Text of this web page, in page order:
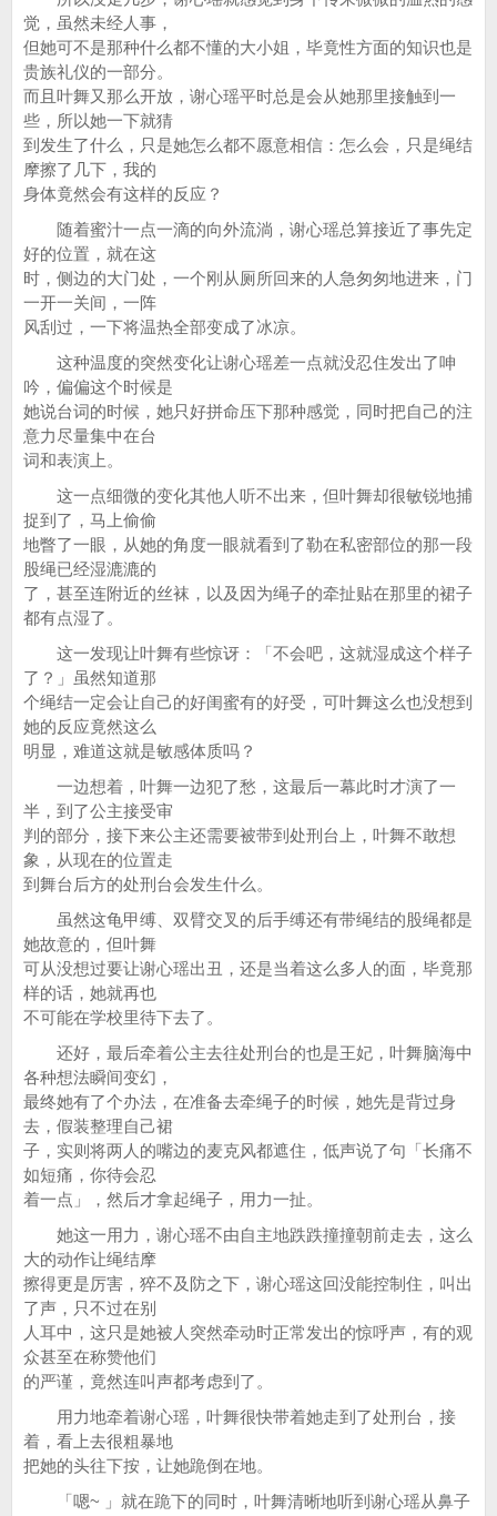
觉，虽然未经人事，
但她可不是那种什么都不懂的大小姐，毕竟性方面的知识也是
贵族礼仪的一部分。
而且叶舞又那么开放，谢心瑶平时总是会从她那里接触到一
些，所以她一下就猜
到发生了什么，只是她怎么都不愿意相信：怎么会，只是绳结
摩擦了几下，我的
身体竟然会有这样的反应？
随着蜜汁一点一滴的向外流淌，谢心瑶总算接近了事先定
好的位置，就在这
时，侧边的大门处，一个刚从厕所回来的人急匆匆地进来，门
一开一关间，一阵
风刮过，一下将温热全部变成了冰凉。
这种温度的突然变化让谢心瑶差一点就没忍住发出了呻
吟，偏偏这个时候是
她说台词的时候，她只好拼命压下那种感觉，同时把自己的注
意力尽量集中在台
词和表演上。
这一点细微的变化其他人听不出来，但叶舞却很敏锐地捕
捉到了，马上偷偷
地瞥了一眼，从她的角度一眼就看到了勒在私密部位的那一段
股绳已经湿漉漉的
了，甚至连附近的丝袜，以及因为绳子的牵扯贴在那里的裙子
都有点湿了。
这一发现让叶舞有些惊讶：「不会吧，这就湿成这个样子
了？」虽然知道那
个绳结一定会让自己的好闺蜜有的好受，可叶舞这么也没想到
她的反应竟然这么
明显，难道这就是敏感体质吗？
一边想着，叶舞一边犯了愁，这最后一幕此时才演了一
半，到了公主接受审
判的部分，接下来公主还需要被带到处刑台上，叶舞不敢想
象，从现在的位置走
到舞台后方的处刑台会发生什么。
虽然这龟甲缚、双臂交叉的后手缚还有带绳结的股绳都是
她故意的，但叶舞
可从没想过要让谢心瑶出丑，还是当着这么多人的面，毕竟那
样的话，她就再也
不可能在学校里待下去了。
还好，最后牵着公主去往处刑台的也是王妃，叶舞脑海中
各种想法瞬间变幻，
最终她有了个办法，在准备去牵绳子的时候，她先是背过身
去，假装整理自己裙
子，实则将两人的嘴边的麦克风都遮住，低声说了句「长痛不
如短痛，你待会忍
着一点」，然后才拿起绳子，用力一扯。
她这一用力，谢心瑶不由自主地跌跌撞撞朝前走去，这么
大的动作让绳结摩
擦得更是厉害，猝不及防之下，谢心瑶这回没能控制住，叫出
了声，只不过在别
人耳中，这只是她被人突然牵动时正常发出的惊呼声，有的观
众甚至在称赞他们
的严谨，竟然连叫声都考虑到了。
用力地牵着谢心瑶，叶舞很快带着她走到了处刑台，接
着，看上去很粗暴地
把她的头往下按，让她跪倒在地。
「嗯~ 」就在跪下的同时，叶舞清晰地听到谢心瑶从鼻子